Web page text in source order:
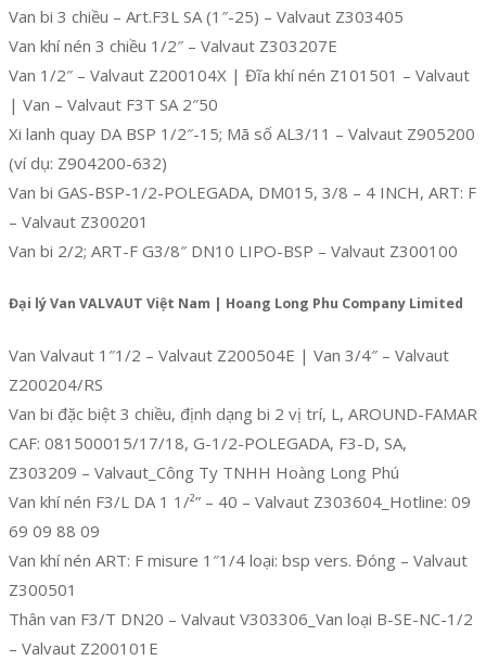
Van bi 3 chiều – Art.F3L SA (1″-25) – Valvaut Z303405
Van khí nén 3 chiều 1/2″ – Valvaut Z303207E
Van 1/2″ – Valvaut Z200104X | Đĩa khí nén Z101501 – Valvaut
| Van – Valvaut F3T SA 2″50
Xi lanh quay DA BSP 1/2″-15; Mã số AL3/11 – Valvaut Z905200
(ví dụ: Z904200-632)
Van bi GAS-BSP-1/2-POLEGADA, DM015, 3/8 – 4 INCH, ART: F
– Valvaut Z300201
Van bi 2/2; ART-F G3/8″ DN10 LIPO-BSP – Valvaut Z300100
Đại lý Van VALVAUT Việt Nam | Hoang Long Phu Company Limited
Van Valvaut 1″1/2 – Valvaut Z200504E | Van 3/4″ – Valvaut
Z200204/RS
Van bi đặc biệt 3 chiều, định dạng bi 2 vị trí, L, AROUND-FAMAR
CAF: 081500015/17/18, G-1/2-POLEGADA, F3-D, SA,
Z303209 – Valvaut_Công Ty TNHH Hoàng Long Phú
Van khí nén F3/L DA 1 1/²” – 40 – Valvaut Z303604_Hotline: 09
69 09 88 09
Van khí nén ART: F misure 1″1/4 loại: bsp vers. Đóng – Valvaut
Z300501
Thân van F3/T DN20 – Valvaut V303306_Van loại B-SE-NC-1/2
– Valvaut Z200101E